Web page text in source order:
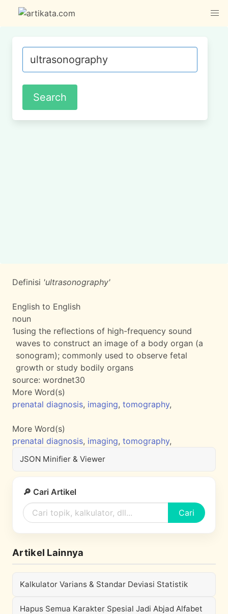
Definisi 'ultrasonography'
English to English
noun
1using the reflections of high-frequency sound
waves to construct an image of a body organ (a
sonogram); commonly used to observe fetal
growth or study bodily organs
source: wordnet30
More Word(s)
prenatal diagnosis, imaging, tomography,
More Word(s)
prenatal diagnosis, imaging, tomography,
JSON Minifier & Viewer
🔎 Cari Artikel
Cari
Artikel Lainnya
Kalkulator Varians & Standar Deviasi Statistik
Hapus Semua Karakter Spesial Jadi Abjad Alfabet